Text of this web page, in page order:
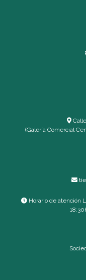
Calle
(Galería Comercial
Horario de atención